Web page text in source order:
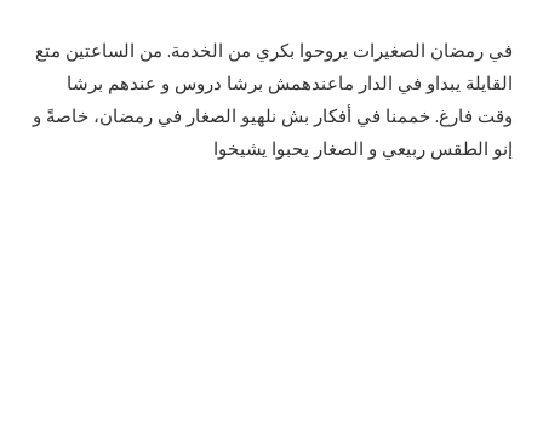
في رمضان الصغيرات يروحوا بكري من الخدمة. من الساعتين متع
القايلة يبداو في الدار ماعندهمش برشا دروس و عندهم برشا
وقت فارغ. خممنا في أفكار بش نلهيو الصغار في رمضان، خاصةً و
إنو الطقس ربيعي و الصغار يحبوا يشيخوا